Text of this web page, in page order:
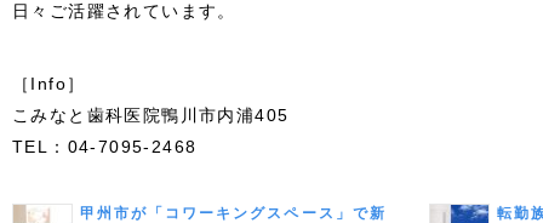
日々ご活躍されています。
［Info］
こみなと歯科医院鴨川市内浦405
TEL：04-7095-2468
甲州市が「コワーキングスペース」で新
転勤